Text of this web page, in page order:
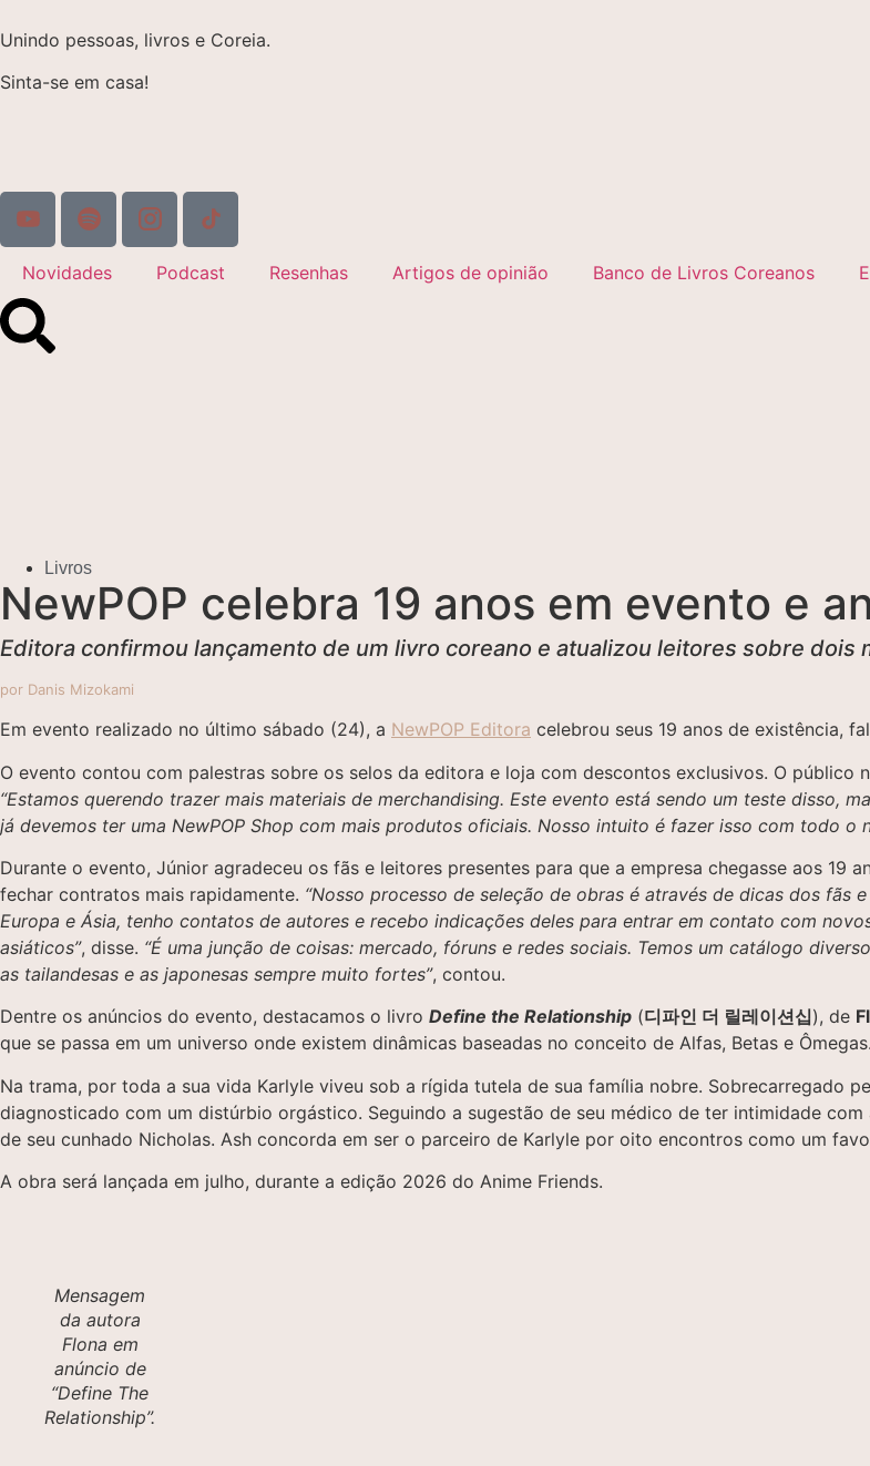
Unindo pessoas, livros e Coreia.
Sinta-se em casa!
Novidades Podcast Resenhas Artigos de opinião Banco de Livros Coreanos
Livros
NewPOP celebra 19 anos em evento e
Editora confirmou lançamento de um livro coreano e atualizou leitores sobre dois
por Danis Mizokami
Em evento realizado no último sábado (24), a NewPOP Editora celebrou seus 19 anos de existência,
O evento contou com palestras sobre os selos da editora e loja com descontos exclusivos. O público
“Estamos querendo trazer mais materiais de merchandising. Este evento está sendo um teste disso,
já devemos ter uma NewPOP Shop com mais produtos oficiais. Nosso intuito é fazer isso com todo o
Durante o evento, Júnior agradeceu os fãs e leitores presentes para que a empresa chegasse aos 19
fechar contratos mais rapidamente. “Nosso processo de seleção de obras é através de dicas dos
Europa e Ásia, tenho contatos de autores e recebo indicações deles para entrar em contato com
asiáticos”, disse. “É uma junção de coisas: mercado, fóruns e redes sociais. Temos um catálogo
as tailandesas e as japonesas sempre muito fortes”, contou.
Dentre os anúncios do evento, destacamos o livro Define the Relationship (디파인 더 릴레이션십), de
que se passa em um universo onde existem dinâmicas baseadas no conceito de Alfas, Betas e Ômegas.
Na trama, por toda a sua vida Karlyle viveu sob a rígida tutela de sua família nobre. Sobrecarregado
diagnosticado com um distúrbio orgástico. Seguindo a sugestão de seu médico de ter intimidade
de seu cunhado Nicholas. Ash concorda em ser o parceiro de Karlyle por oito encontros como um
A obra será lançada em julho, durante a edição 2026 do Anime Friends.
Mensagem
da autora
Flona em
anúncio de
“Define The
Relationship”.